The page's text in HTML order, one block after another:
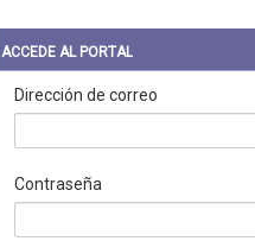
ACCEDE AL PORTAL
Dirección de correo
Contraseña